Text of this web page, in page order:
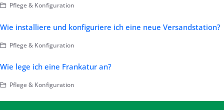
Pflege & Konfiguration
Wie installiere und konfiguriere ich eine neue Versandstation?
Pflege & Konfiguration
Wie lege ich eine Frankatur an?
Pflege & Konfiguration